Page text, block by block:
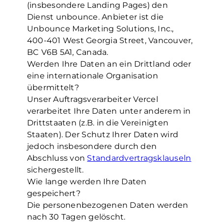
(insbesondere Landing Pages) den
Dienst unbounce. Anbieter ist die
Unbounce Marketing Solutions, Inc.,
400-401 West Georgia Street, Vancouver,
BC V6B 5A1, Canada.
Werden Ihre Daten an ein Drittland oder
eine internationale Organisation
übermittelt?
Unser Auftragsverarbeiter Vercel
verarbeitet Ihre Daten unter anderem in
Drittstaaten (z.B. in die Vereinigten
Staaten). Der Schutz Ihrer Daten wird
jedoch insbesondere durch den
Abschluss von Standardvertragsklauseln
sichergestellt.
Wie lange werden Ihre Daten
gespeichert?
Die personenbezogenen Daten werden
nach 30 Tagen gelöscht.